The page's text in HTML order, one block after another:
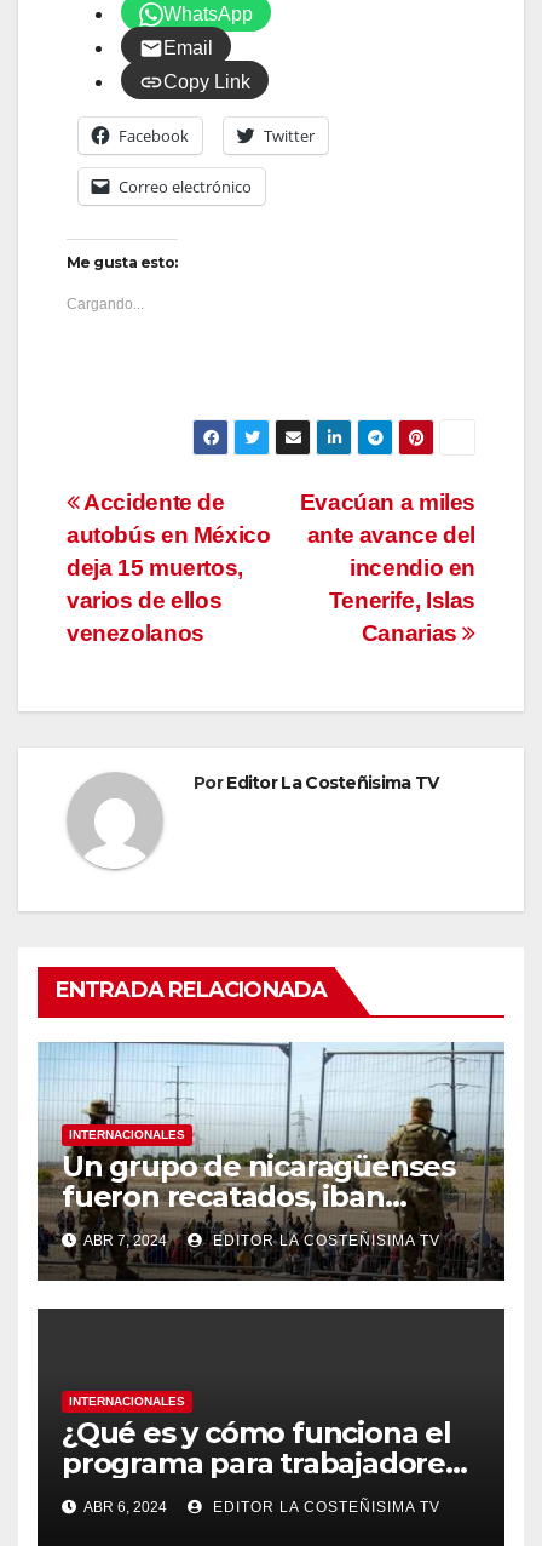
WhatsApp
Email
Copy Link
Facebook Twitter
Correo electrónico
Me gusta esto:
Cargando...
Navegación
de
entradas
Evacúan a miles
ante avance del
incendio en
Tenerife, Islas
Canarias
Accidente de
autobús en México
deja 15 muertos,
varios de ellos
venezolanos
PorEditor La Costeñisima TV
ENTRADA RELACIONADA
INTERNACIONALES
Un grupo de nicaragüenses
fueron recatados, iban
hacinados en un furgón en
México
ABR 7, 2024 EDITOR LA COSTEÑISIMA TV
INTERNACIONALES
¿Qué es y cómo funciona el
programa para trabajadores
migrantes de Panamá y
Nicaragua en Costa Rica?
ABR 6, 2024 EDITOR LA COSTEÑISIMA TV